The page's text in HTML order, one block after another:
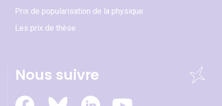
Prix de popularisation de la physique
Les prix de thèse
Nous suivre